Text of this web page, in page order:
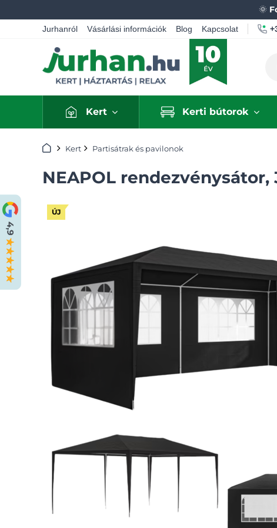
🌞
Jurhanról Vásárlási információk Blog Kapcsolat
Kert Kerti bútorok
Kezdőlap
Kert Partisátrak és pavilonok
NEAPOL
ÚJ